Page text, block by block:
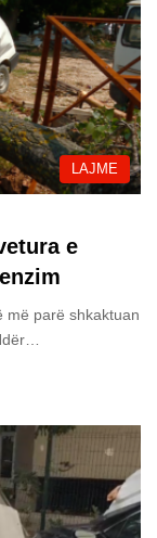
LAJME
e
më parë shkaktuan